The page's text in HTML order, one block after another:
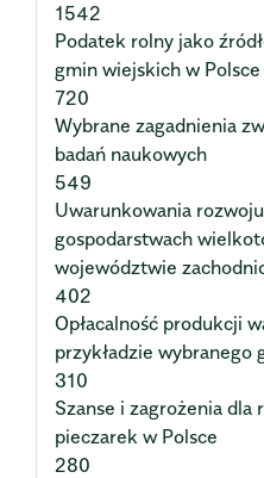
1542
Podatek rolny jako
gmin wiejskich w Polsce
720
Wybrane zagadnienia
badań naukowych
549
Uwarunkowania
gospodarstwach
województwie
402
Opłacalność produkcji
przykładzie wybranego
310
Szanse i zagrożenia dla
pieczarek w Polsce
280